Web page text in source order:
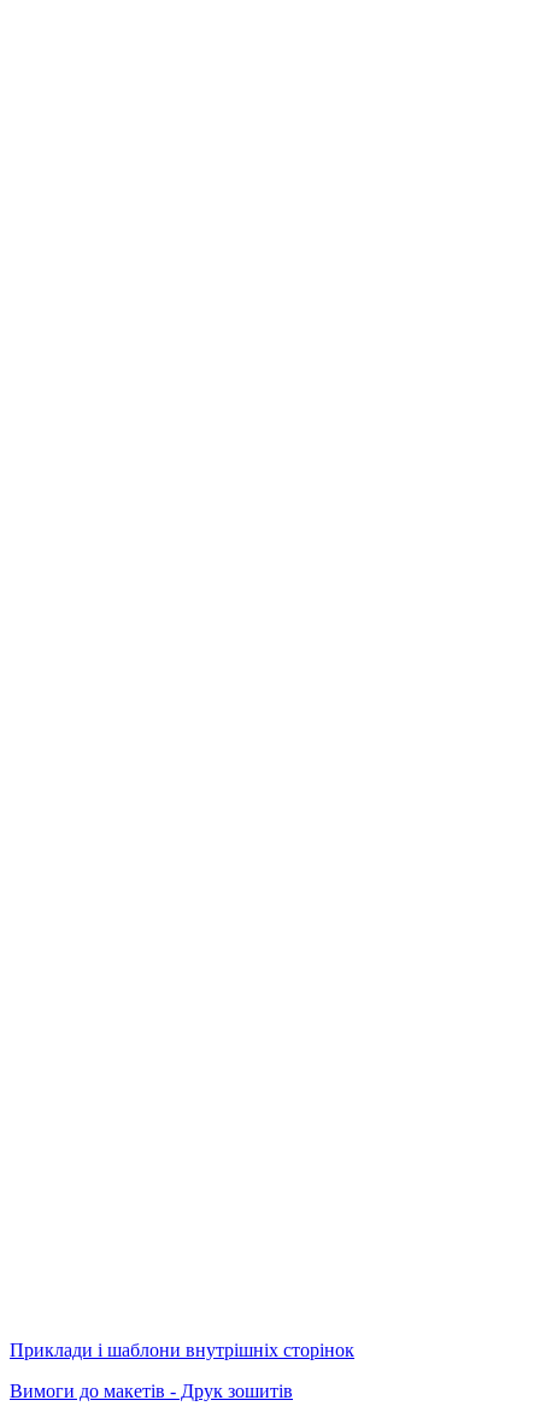
Приклади і шаблони внутрішніх сторінок
Вимоги до макетів - Друк зошитів